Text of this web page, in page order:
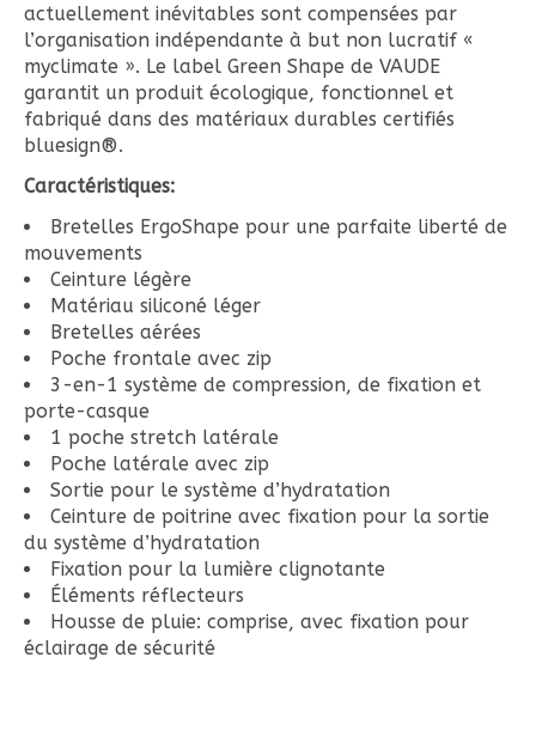
actuellement inévitables sont compensées par
l’organisation indépendante à but non lucratif «
myclimate ». Le label Green Shape de VAUDE
garantit un produit écologique, fonctionnel et
fabriqué dans des matériaux durables certifiés
bluesign®.
Caractéristiques:
Bretelles ErgoShape pour une parfaite liberté de
mouvements
Ceinture légère
Matériau siliconé léger
Bretelles aérées
Poche frontale avec zip
3-en-1 système de compression, de fixation et
porte-casque
1 poche stretch latérale
Poche latérale avec zip
Sortie pour le système d’hydratation
Ceinture de poitrine avec fixation pour la sortie
du système d’hydratation
Fixation pour la lumière clignotante
Éléments réflecteurs
Housse de pluie: comprise, avec fixation pour
éclairage de sécurité